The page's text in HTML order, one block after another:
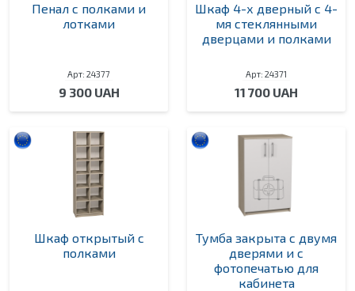
Пенал с полками и
лотками
Арт: 24377
9 300 UAH
Шкаф 4-х дверный с 4-
мя стеклянными
дверцами и полками
Арт: 24371
11 700 UAH
Шкаф открытый с
полками
Тумба закрыта с двумя
дверями и с
фотопечатью для
кабинета